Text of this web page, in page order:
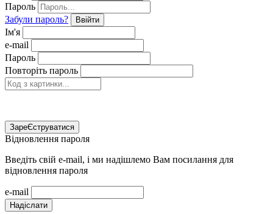
Пароль
Забули пароль?
Ввійти
Ім'я
e-mail
Пароль
Повторіть пароль
ЗареЄструватися
Відновлення пароля
Введіть свій e-mail, і ми надішлемо Вам посилання для
відновлення пароля
e-mail
Надіслати